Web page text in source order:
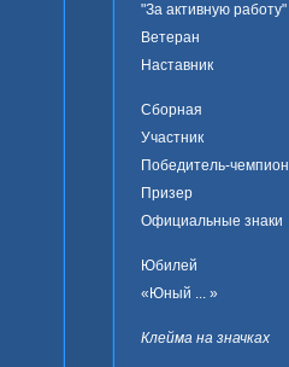
"За активную работу"
Ветеран
Наставник
Сборная
Участник
Победитель-чемпион
Призер
Официальные знаки
Юбилей
«Юный ... »
Клейма на значках